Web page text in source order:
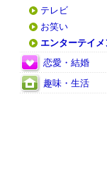
テレビ
お笑い
エンターテイ
恋愛・結婚
趣味・生活